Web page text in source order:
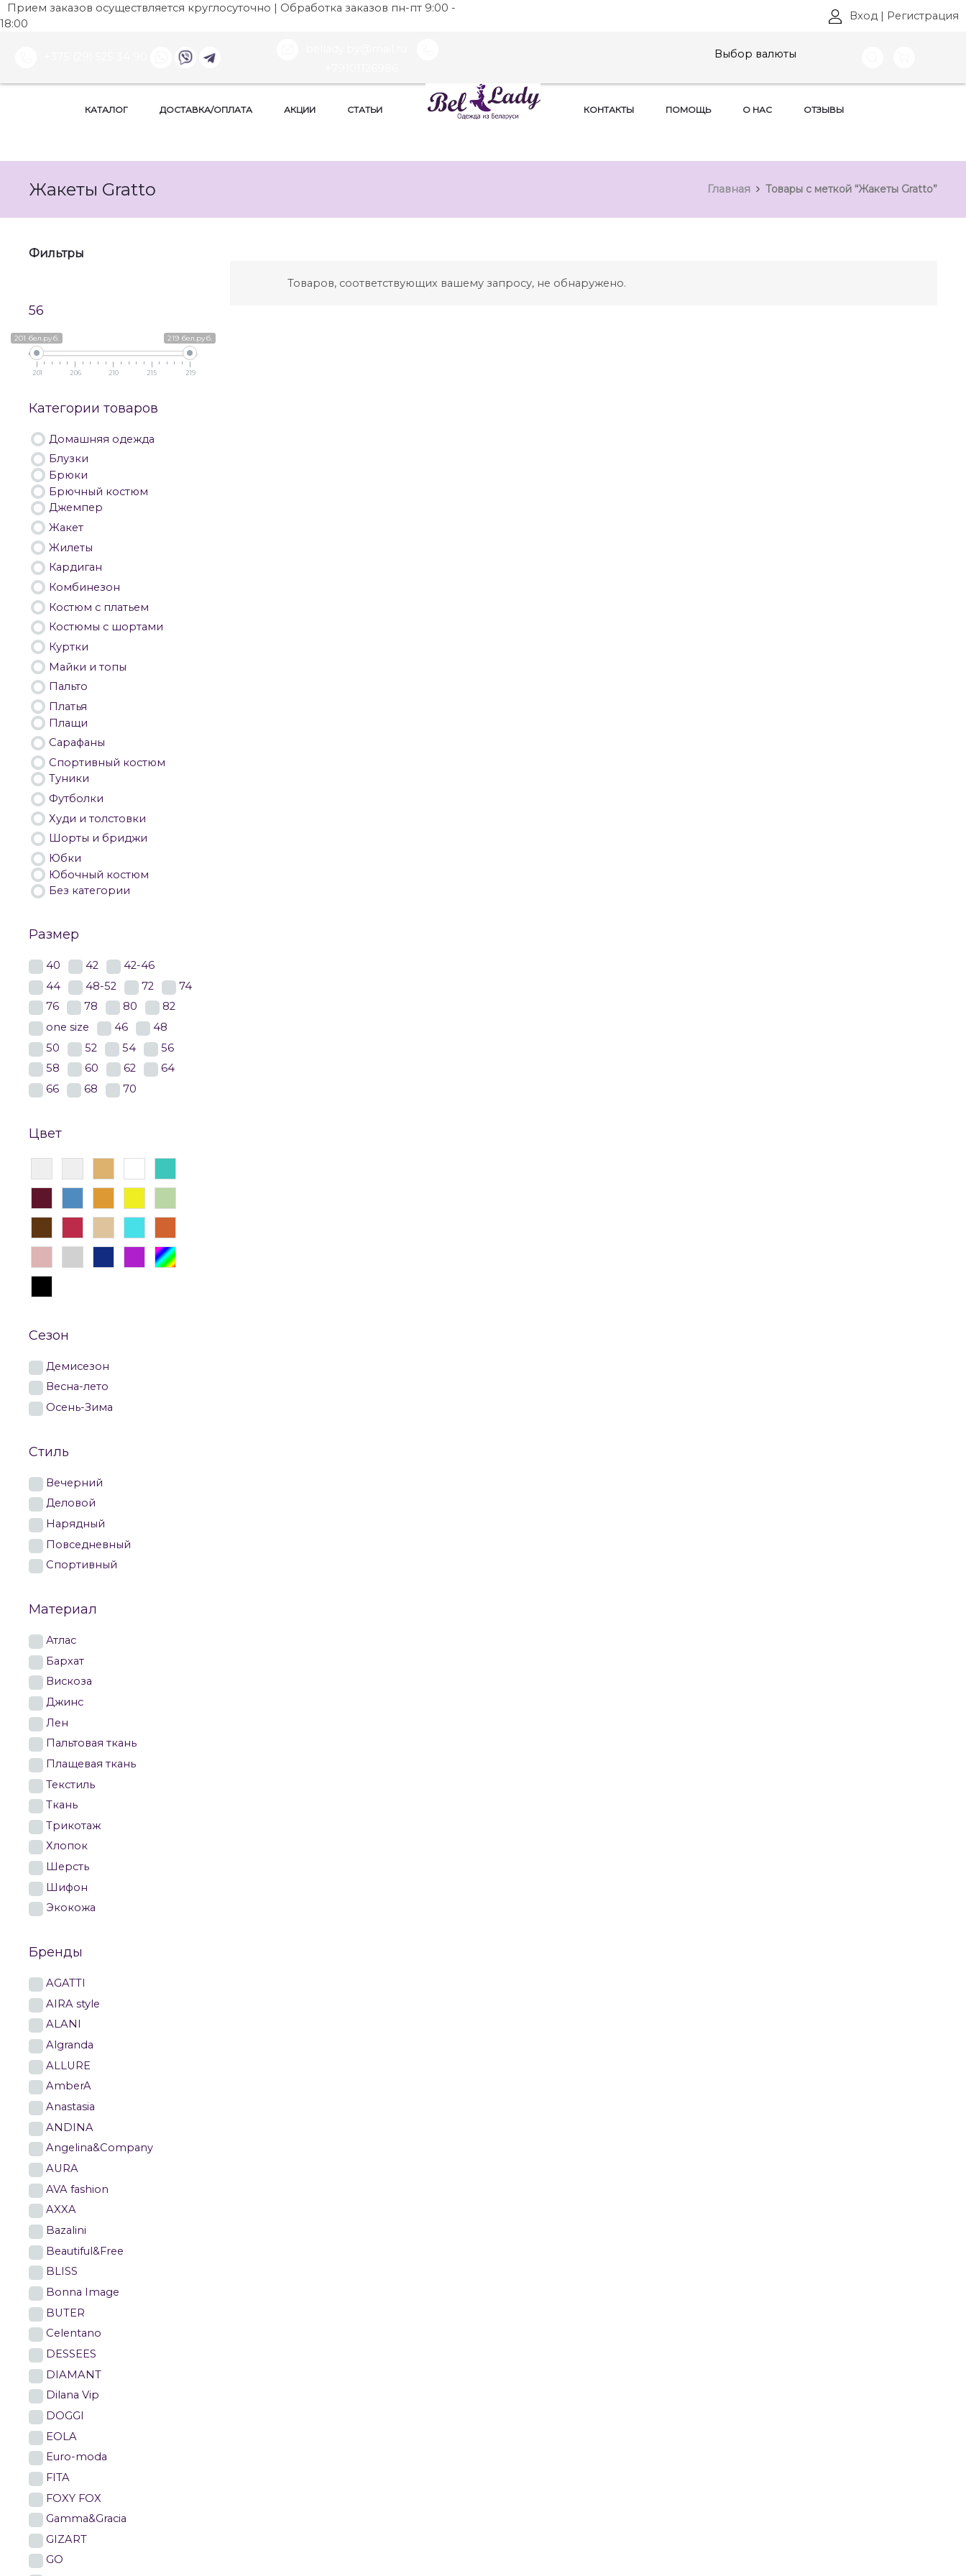
Прием заказов осуществляется круглосуточно | Обработка заказов пн-пт 9:00 -
18:00
Вход | Регистрация
Выбор валюты
КАТАЛОГ ДОСТАВКА/ОПЛАТА АКЦИИ СТАТЬИ КОНТАКТЫ ПОМОЩЬ О НАС ОТЗЫВЫ
Жакеты Gratto Главная Товары с меткой “Жакеты Gratto”
Товаров, соответствующих вашему запросу, не обнаружено.
Фильтры
56
201 бел.руб. 219 бел.руб.
201 206 210 215 219
Категории товаров
Домашняя одежда
Блузки
Брюки
Брючный костюм
Джемпер
Жакет
Жилеты
Кардиган
Комбинезон
Костюм с платьем
Костюмы с шортами
Куртки
Майки и топы
Пальто
Платья
Плащи
Сарафаны
Спортивный костюм
Туники
Футболки
Худи и толстовки
Шорты и бриджи
Юбки
Юбочный костюм
Без категории
Размер
40 42
42-46
44
48-52 72
74
76
78 80
82
one size
46
48
50
52 54
56
58
60 62
64
66
68 70
Цвет
Сезон
Демисезон
Весна-лето
Осень-Зима
Стиль
Вечерний
Деловой
Нарядный
Повседневный
Спортивный
Материал
Атлас
Бархат
Вискоза
Джинс
Лен
Пальтовая ткань
Плащевая ткань
Текстиль
Ткань
Трикотаж
Хлопок
Шерсть
Шифон
Экокожа
Бренды
AGATTI
AIRA style
ALANI
Algranda
ALLURE
AmberA
Anastasia
ANDINA
Angelina&Company
AURA
AVA fashion
AXXA
Bazalini
Beautiful&Free
BLISS
Bonna Image
BUTER
Celentano
DESSEES
DIAMANT
Dilana Vip
DOGGI
EOLA
Euro-moda
FITA
FOXY FOX
Gamma&Gracia
GIZART
GO